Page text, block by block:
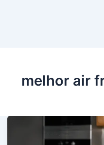
melhor air